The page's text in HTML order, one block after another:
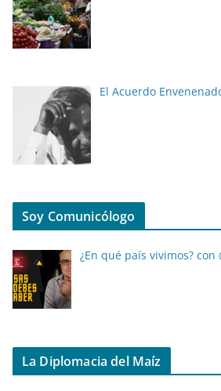
El Acuerdo
Soy Comunicólogo
¿En qué país vivimos? con
La Diplomacia del Maíz